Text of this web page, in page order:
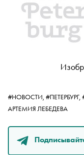
#НОВОСТИ, #ПЕТЕРБУРГ,
АРТЕМИЯ ЛЕБЕДЕВА